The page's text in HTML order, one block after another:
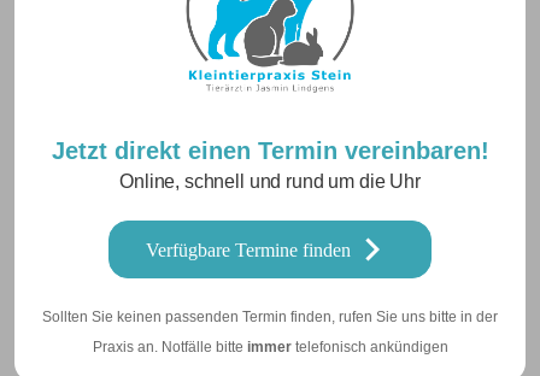
Jetzt direkt einen Termin vereinbaren!
Online, schnell und rund um die Uhr
Verfügbare Termine finden
Sollten Sie keinen passenden Termin finden, rufen Sie uns bitte in der
Praxis an. Notfälle bitte immertelefonisch ankündigen
Chirurgie
Auch beim Tier kann aus
verschiedensten Gründen eine
Operation nötig sein. Wir führen
in unserer Praxis alle gängigen